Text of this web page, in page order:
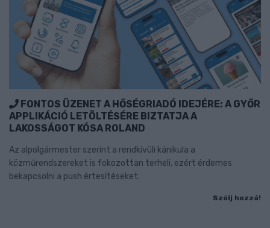
FONTOS ÜZENET A HŐSÉGRIADÓ IDEJÉRE: A GYŐR
APPLIKÁCIÓ LETÖLTÉSÉRE BIZTATJA A
LAKOSSÁGOT KÓSA ROLAND
Az alpolgármester szerint a rendkívüli kánikula a
közműrendszereket is fokozottan terheli, ezért érdemes
bekapcsolni a push értesítéseket.
Szólj hozzá!